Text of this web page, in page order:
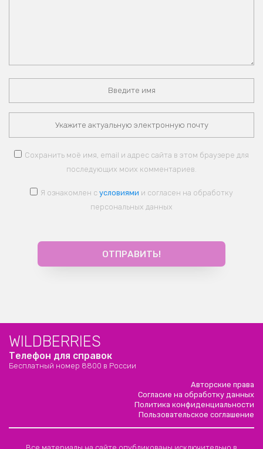
Сохранить моё имя, email и адрес сайта в этом браузере для
последующих моих комментариев.
Я ознакомлен с условиями и согласен на обработку
персональных данных
WILDBERRIES
Телефон для справок
Бесплатный номер 8800 в России
Авторские права
Согласие на обработку данных
Политика конфиденциальности
Пользовательское соглашение